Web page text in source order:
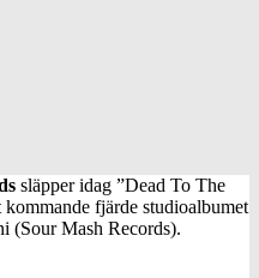
släpper idag ”Dead To The
fjärde studioalbumet
(Sour Mash Records).